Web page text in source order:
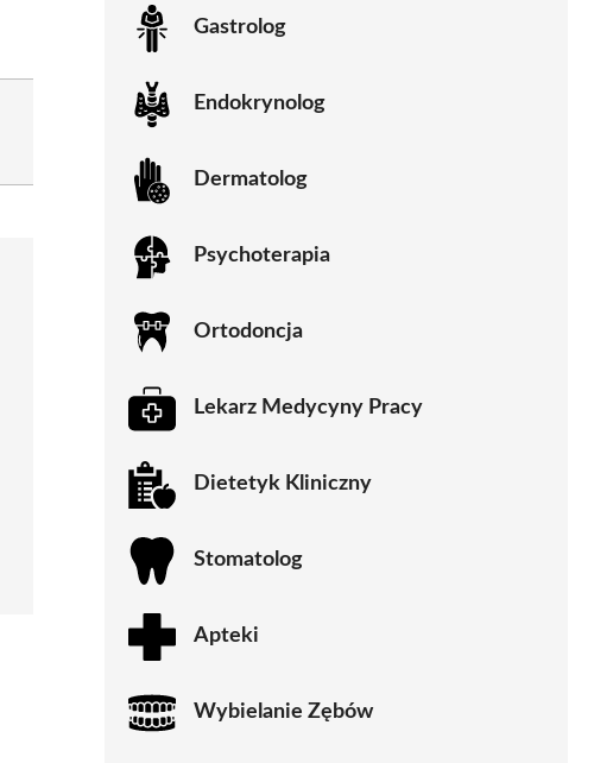
Gastrolog
Endokrynolog
Dermatolog
Psychoterapia
Ortodoncja
Lekarz Medycyny Pracy
Dietetyk Kliniczny
Stomatolog
Apteki
Wybielanie Zębów